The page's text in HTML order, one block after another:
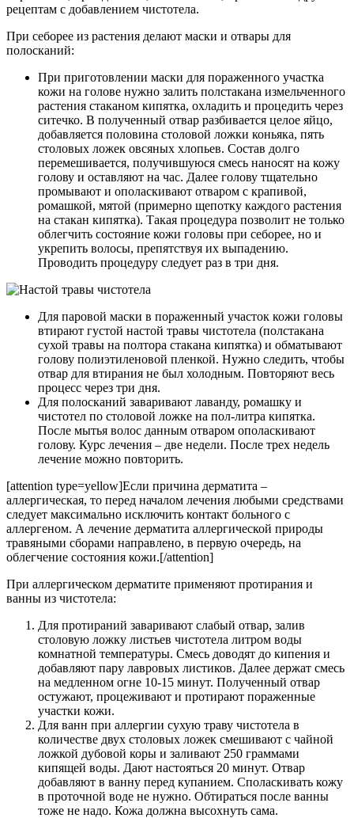
рецептам с добавлением чистотела.
При себорее из растения делают маски и отвары для
полосканий:
При приготовлении маски для пораженного участка
кожи на голове нужно залить полстакана измельченного
растения стаканом кипятка, охладить и процедить через
ситечко. В полученный отвар разбивается целое яйцо,
добавляется половина столовой ложки коньяка, пять
столовых ложек овсяных хлопьев. Состав долго
перемешивается, получившуюся смесь наносят на кожу
голову и оставляют на час. Далее голову тщательно
промывают и ополаскивают отваром с крапивой,
ромашкой, мятой (примерно щепотку каждого растения
на стакан кипятка). Такая процедура позволит не только
облегчить состояние кожи головы при себорее, но и
укрепить волосы, препятствуя их выпадению.
Проводить процедуру следует раз в три дня.
Для паровой маски в пораженный участок кожи головы
втирают густой настой травы чистотела (полстакана
сухой травы на полтора стакана кипятка) и обматывают
голову полиэтиленовой пленкой. Нужно следить, чтобы
отвар для втирания не был холодным. Повторяют весь
процесс через три дня.
Для полосканий заваривают лаванду, ромашку и
чистотел по столовой ложке на пол-литра кипятка.
После мытья волос данным отваром ополаскивают
голову. Курс лечения – две недели. После трех недель
лечение можно повторить.
[attention type=yellow]Если причина дерматита –
аллергическая, то перед началом лечения любыми средствами
следует максимально исключить контакт больного с
аллергеном. А лечение дерматита аллергической природы
травяными сборами направлено, в первую очередь, на
облегчение состояния кожи.[/attention]
При аллергическом дерматите применяют протирания и
ванны из чистотела:
Для протираний заваривают слабый отвар, залив
столовую ложку листьев чистотела литром воды
комнатной температуры. Смесь доводят до кипения и
добавляют пару лавровых листиков. Далее держат смесь
на медленном огне 10-15 минут. Полученный отвар
остужают, процеживают и протирают пораженные
участки кожи.
Для ванн при аллергии сухую траву чистотела в
количестве двух столовых ложек смешивают с чайной
ложкой дубовой коры и заливают 250 граммами
кипящей воды. Дают настояться 20 минут. Отвар
добавляют в ванну перед купанием. Споласкивать кожу
в проточной воде не нужно. Обтираться после ванны
тоже не надо. Кожа должна высохнуть сама.